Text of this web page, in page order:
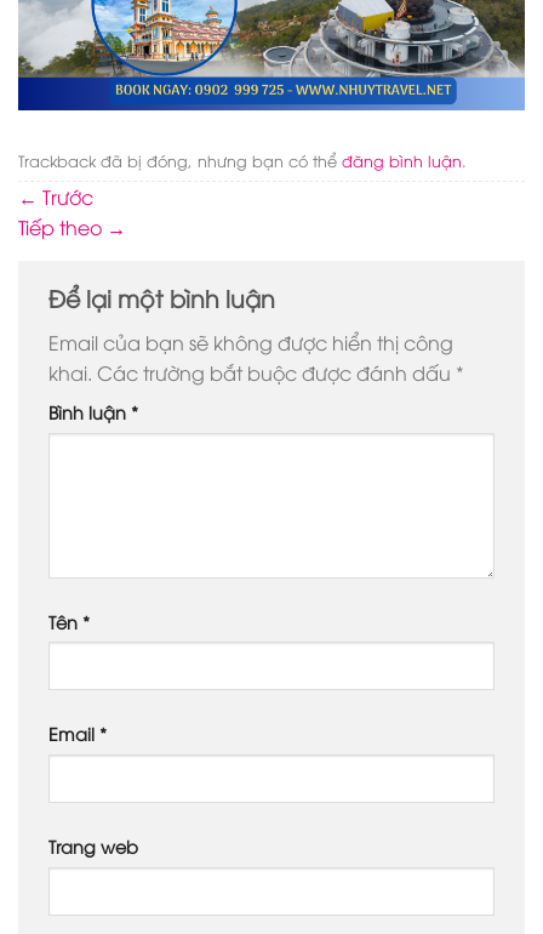
Trackback đã bị đóng, nhưng bạn có thể đăng bình luận
← Trước
Tiếp theo →
Để lại một bình luận
Email của bạn sẽ không được hiển thị công
khai. Các trường bắt buộc được đánh dấu *
Bình luận *
Tên *
Email *
Trang web